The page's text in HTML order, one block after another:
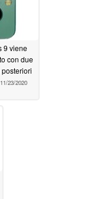
9 viene
con due
11/23/2020